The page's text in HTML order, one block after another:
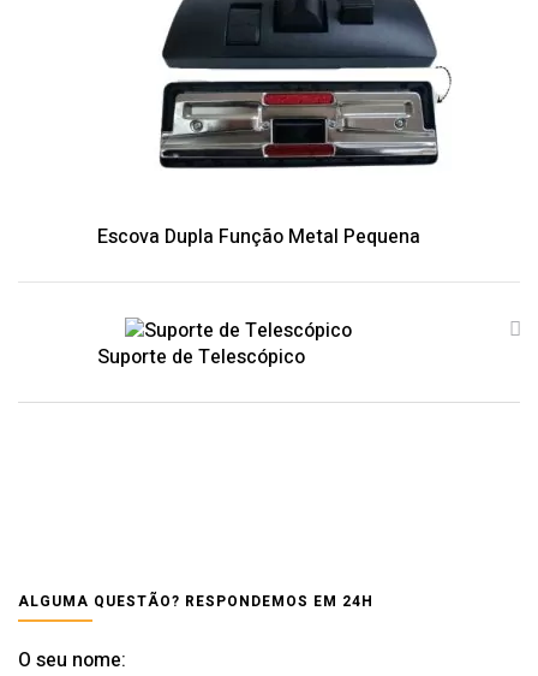
Escova Dupla Função Metal Pequena
Suporte de Telescópico
ALGUMA QUESTÃO? RESPONDEMOS EM 24H
O seu nome: